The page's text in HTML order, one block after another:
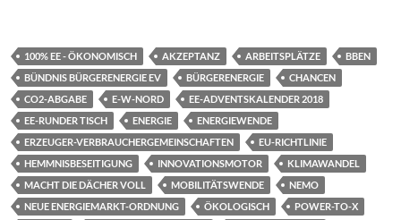
100% EE - ÖKONOMISCH AKZEPTANZ ARBEITSPLÄTZE
BBEN
BÜNDNIS BÜRGERENERGIE EV
BÜRGERENERGIE
CHANCEN
CO2-ABGABE
E-W-NORD
EE-ADVENTSKALENDER 2018
EE-RUNDER TISCH
ENERGIE
ENERGIEWENDE
ERZEUGER-VERBRAUCHERGEMEINSCHAFTEN
EU-RICHTLINIE
HEMMNISBESEITIGUNG
INNOVATIONSMOTOR
KLIMAWANDEL
MACHT DIE DÄCHER VOLL
MOBILITÄTSWENDE
NEMO
NEUE ENERGIEMARKT-ORDNUNG
ÖKOLOGISCH
POWER-TO-X